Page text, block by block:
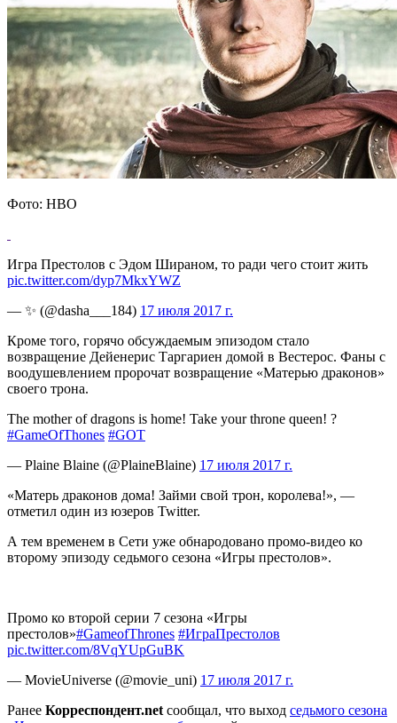
Фото: HBO
Игра Престолов с Эдом Шираном, то ради чего стоит жить
pic.twitter.com/dyp7MkxYWZ
— ✨ (@dasha___184) 17 июля 2017 г.
Кроме того, горячо обсуждаемым эпизодом стало
возвращение Дейенерис Таргариен домой в Вестерос. Фаны с
воодушевлением пророчат возвращение «Матерью драконов»
своего трона.
The mother of dragons is home! Take your throne queen! ?
#GameOfThones #GOT
— Plaine Blaine (@PlaineBlaine) 17 июля 2017 г.
«Матерь драконов дома! Займи свой трон, королева!», —
отметил один из юзеров Twitter.
А тем временем в Сети уже обнародовано промо-видео ко
второму эпизоду седьмого сезона «Игры престолов».
Промо ко второй серии 7 сезона «Игры
престолов»#GameofThrones #ИграПрестолов
pic.twitter.com/8VqYUpGuBK
— MovieUniverse (@movie_uni) 17 июля 2017 г.
Ранее Корреспондент.net сообщал, что выход седьмого сезона